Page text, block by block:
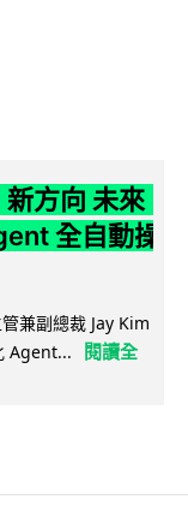
方向 未來
全自動操
兼副總裁 Jay Kim
Agent...
閱讀全